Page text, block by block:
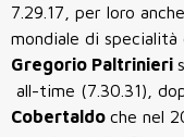
7.29.17, per loro
mondiale di
Gregorio Paltrinieri
all-time (7.30.31),
Cobertaldo che nel